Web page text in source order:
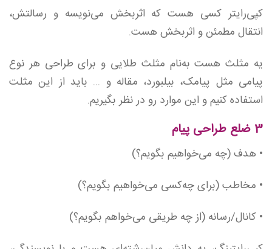
کپی‌رایتر کسی هست که اثربخش می‌نویسه و رسالتش،
انتقال مطمئن و اثربخش هست.
یه مثلث هست به‌نام مثلث طلایی و برای طراحی هر نوع
پیامی مثل پیامک، بیلبورد، مقاله و ... باید از این مثلت
استفاده کنیم و این موارد رو در نظر بگیریم.
3 ضلع طراحی پیام
• هدف (چه می‌خواهیم بگویم؟)
• مخاطب (برای چه‌کسی می‌خواهیم بگویم؟)
• کانال/رسانه (از چه طریقی می‌خواهم بگویم؟)